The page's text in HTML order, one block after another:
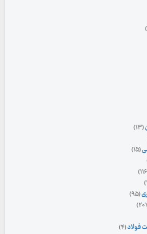
(۱۳)
(۱۵)
(۹۵)
فولاد(۴)